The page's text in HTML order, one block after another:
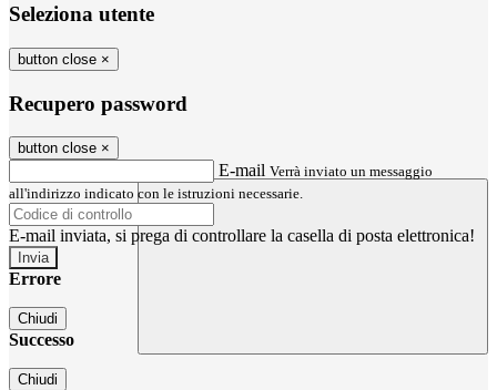
Seleziona utente
button close ×
Recupero password
button close ×
E-mail Verrà inviato un messaggio
all'indirizzo indicato con le istruzioni necessarie.
E-mail inviata, si prega di controllare la casella di posta elettronica!
Errore
Chiudi
Successo
Chiudi